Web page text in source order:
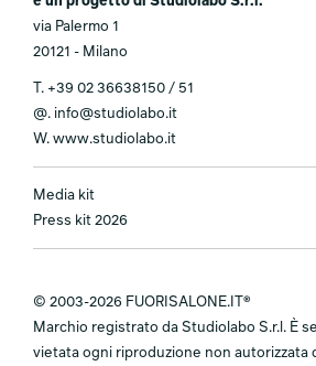
via Palermo 1
20121 - Milano
T. +39 02 36638150 / 51
@. info@studiolabo.it
W. www.studiolabo.it
Media kit
Press kit 2026
© 2003-2026 FUORISALONE.IT®
Marchio registrato da Studiolabo S.r.l. È
vietata ogni riproduzione non autorizzata